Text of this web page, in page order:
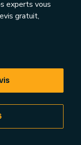
experts vous
gratuit,